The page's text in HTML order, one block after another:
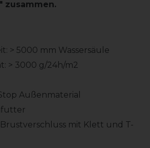
zusammen.
> 5000 mm Wassersäule
> 3000 g/24h/m2
Außenmaterial
mit Klett und T-